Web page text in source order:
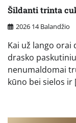
Šildanti trinta
2026 14 Balandžio
Kai už lango orai
drasko
nenumaldomai
kūno bei sielos ir